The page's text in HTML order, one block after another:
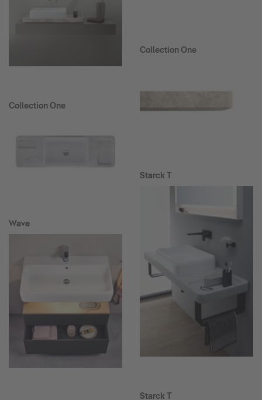
Collection One
Wave
Collection One
Starck T
Starck T